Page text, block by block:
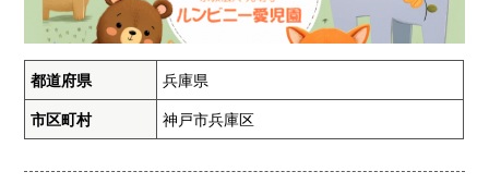
都道府県 兵庫県
市区町村 神戸市兵庫区